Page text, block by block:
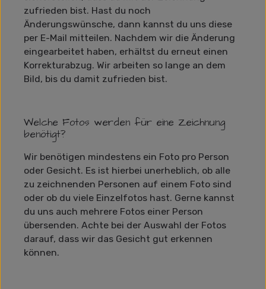
zufrieden bist. Hast du noch
Änderungswünsche, dann kannst du uns diese
per E-Mail mitteilen. Nachdem wir die Änderung
eingearbeitet haben, erhältst du erneut einen
Korrekturabzug. Wir arbeiten so lange an dem
Bild, bis du damit zufrieden bist.
Welche Fotos werden für eine Zeichnung
benötigt?
Wir benötigen mindestens ein Foto pro Person
oder Gesicht. Es ist hierbei unerheblich, ob alle
zu zeichnenden Personen auf einem Foto sind
oder ob du viele Einzelfotos hast. Gerne kannst
du uns auch mehrere Fotos einer Person
übersenden. Achte bei der Auswahl der Fotos
darauf, dass wir das Gesicht gut erkennen
können.